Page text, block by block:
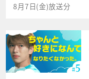
8月7日(金)放送分